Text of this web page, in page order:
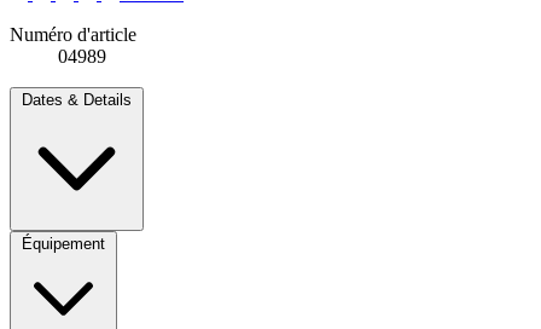
Numéro d'article
04989
Dates & Details
Équipement